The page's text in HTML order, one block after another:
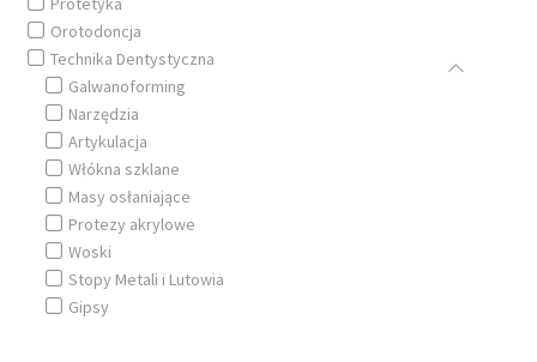
Kursy Stomatologiczne
O nas
FAQ
Zwroty i Reklamacje
Regulamin sklepu
Orotodoncja
Technika Dentystyczna
Galwanoforming
Narzędzia
Artykulacja
Włókna szklane
Masy osłaniające
Protezy akrylowe
Woski
Stopy Metali i Lutowia
Gipsy